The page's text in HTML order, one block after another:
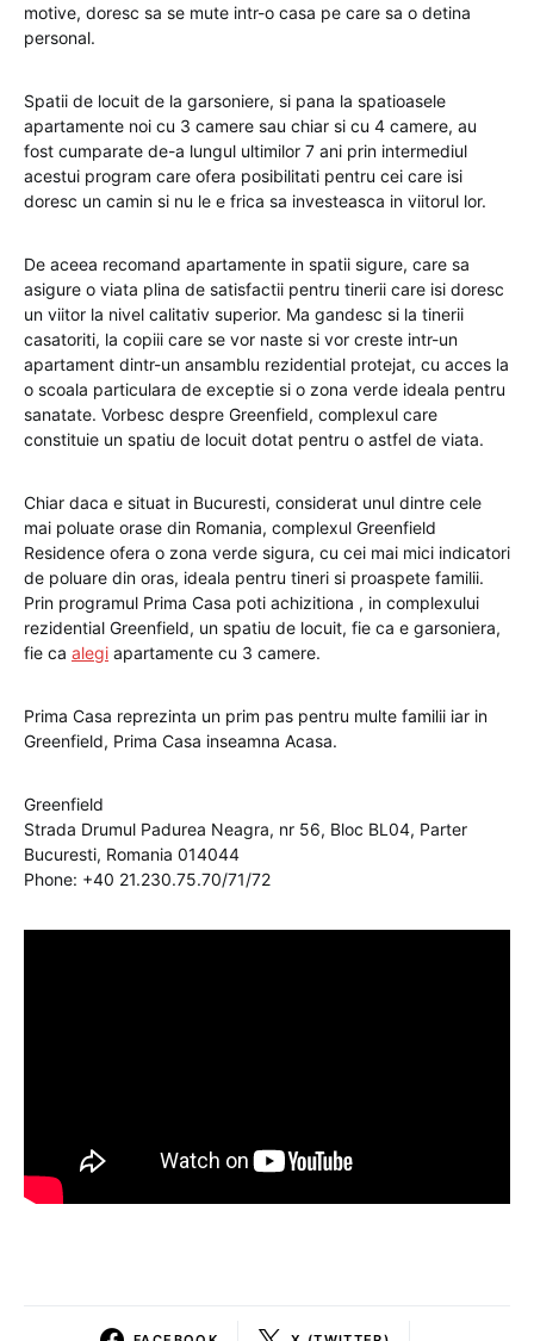
motive, doresc sa se mute intr-o casa pe care sa o detina
personal.
Spatii de locuit de la garsoniere, si pana la spatioasele
apartamente noi cu 3 camere sau chiar si cu 4 camere, au
fost cumparate de-a lungul ultimilor 7 ani prin intermediul
acestui program care ofera posibilitati pentru cei care isi
doresc un camin si nu le e frica sa investeasca in viitorul lor.
De aceea recomand apartamente in spatii sigure, care sa
asigure o viata plina de satisfactii pentru tinerii care isi doresc
un viitor la nivel calitativ superior. Ma gandesc si la tinerii
casatoriti, la copiii care se vor naste si vor creste intr-un
apartament dintr-un ansamblu rezidential protejat, cu acces la
o scoala particulara de exceptie si o zona verde ideala pentru
sanatate. Vorbesc despre Greenfield, complexul care
constituie un spatiu de locuit dotat pentru o astfel de viata.
Chiar daca e situat in Bucuresti, considerat unul dintre cele
mai poluate orase din Romania, complexul Greenfield
Residence ofera o zona verde sigura, cu cei mai mici indicatori
de poluare din oras, ideala pentru tineri si proaspete familii.
Prin programul Prima Casa poti achizitiona , in complexului
rezidential Greenfield, un spatiu de locuit, fie ca e garsoniera,
fie ca alegi apartamente cu 3 camere.
Prima Casa reprezinta un prim pas pentru multe familii iar in
Greenfield, Prima Casa inseamna Acasa.
Greenfield
Strada Drumul Padurea Neagra, nr 56, Bloc BL04, Parter
Bucuresti, Romania 014044
Phone: +40 21.230.75.70/71/72